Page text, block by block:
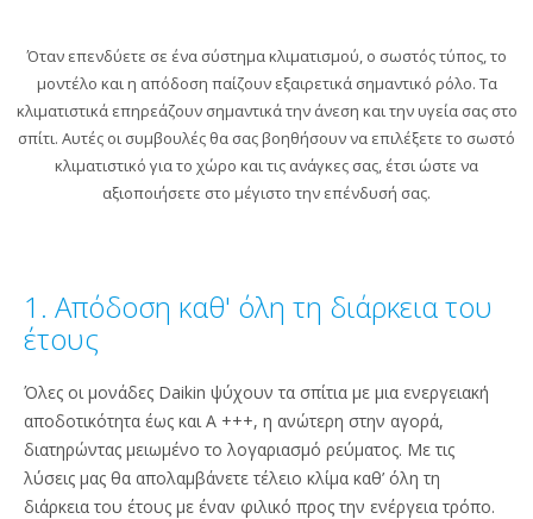
Όταν επενδύετε σε ένα σύστημα κλιματισμού, ο σωστός τύπος, το
μοντέλο και η απόδοση παίζουν εξαιρετικά σημαντικό ρόλο. Τα
κλιματιστικά επηρεάζουν σημαντικά την άνεση και την υγεία σας στο
σπίτι. Αυτές οι συμβουλές θα σας βοηθήσουν να επιλέξετε το σωστό
κλιματιστικό για το χώρο και τις ανάγκες σας, έτσι ώστε να
αξιοποιήσετε στο μέγιστο την επένδυσή σας.
1. Απόδοση καθ' όλη τη διάρκεια του
έτους
Όλες οι μονάδες Daikin ψύχουν τα σπίτια με μια ενεργειακή
αποδοτικότητα έως και Α +++, η ανώτερη στην αγορά,
διατηρώντας μειωμένο το λογαριασμό ρεύματος. Με τις
λύσεις μας θα απολαμβάνετε τέλειο κλίμα καθ’ όλη τη
διάρκεια του έτους με έναν φιλικό προς την ενέργεια τρόπο.